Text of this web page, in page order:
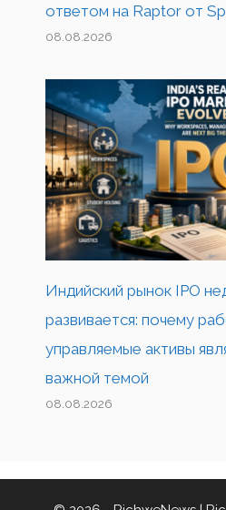
ответом на Raptor от
08.08.2026
Индийский рынок IPO
развивается: почему
управляемые активы
важной темой
08.08.2026